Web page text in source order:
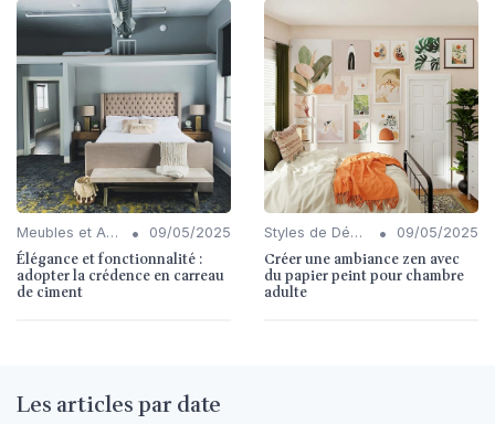
Meubles et Accessoires • 09/05/2025
Élégance et fonctionnalité :
adopter la crédence en carreau
de ciment
Styles de Décoration Intérieure • 09/05/2025
Créer une ambiance zen avec
du papier peint pour chambre
adulte
Les articles par date